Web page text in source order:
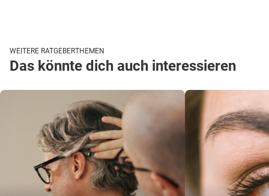
WEITERE RATGEBERTHEMEN
Das könnte dich auch interessieren